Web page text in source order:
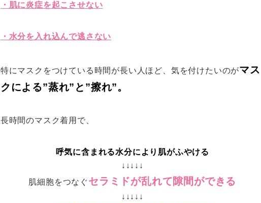
・肌に炎症を起こさせない
・水分を入れ込んで逃さない
特にマスクをつけている時間が長い人ほど、気を付けたいのがマス
クによる”蒸れ”と”擦れ”。
長時間のマスク着用で、
呼気に含まれる水分により肌がふやける
↓↓↓↓↓
肌細胞をつなぐセラミドが乱れて隙間ができる
↓↓↓↓↓